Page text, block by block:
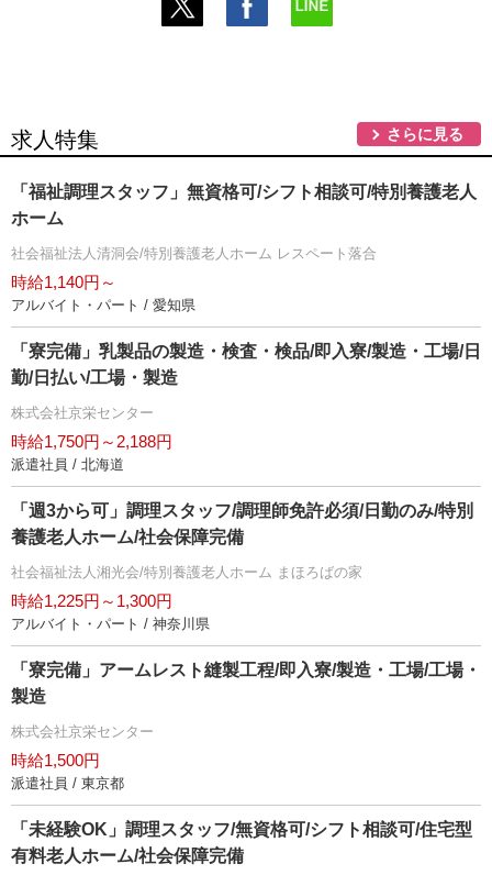
求人特集 さらに見る
「福祉調理スタッフ」無資格可/シフト相談可/特別養護老人
ホーム
社会福祉法人清洞会/特別養護老人ホーム レスペート落合
時給1,140円～
アルバイト・パート / 愛知県
「寮完備」乳製品の製造・検査・検品/即入寮/製造・工場/日
勤/日払い/工場・製造
株式会社京栄センター
時給1,750円～2,188円
派遣社員 / 北海道
「週3から可」調理スタッフ/調理師免許必須/日勤のみ/特別
養護老人ホーム/社会保障完備
社会福祉法人湘光会/特別養護老人ホーム まほろばの家
時給1,225円～1,300円
アルバイト・パート / 神奈川県
「寮完備」アームレスト縫製工程/即入寮/製造・工場/工場・
製造
株式会社京栄センター
時給1,500円
派遣社員 / 東京都
「未経験OK」調理スタッフ/無資格可/シフト相談可/住宅型
有料老人ホーム/社会保障完備